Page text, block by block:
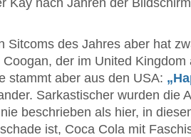
Kay nach Jahren der
Sitcoms des Jahres aber hat
der im United
stammt aber aus den USA:
Sarkastischer wurden die
beschrieben als hier, in
ist, Coca Cola mit